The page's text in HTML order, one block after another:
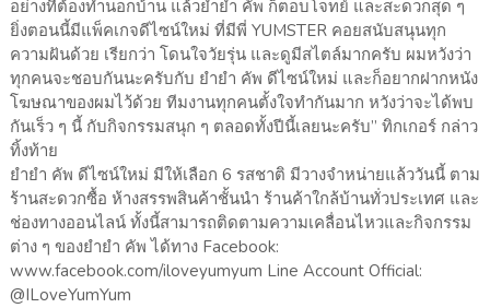
อย่างที่ต้องทำนอกบ้าน แล้วยำยำ คัพ ก็ตอบโจทย์ และสะดวกสุด ๆ
ยิ่งตอนนี้มีแพ็คเกจดีไซน์ใหม่ ที่มีพี่ YUMSTER คอยสนับสนุนทุก
ความฝันด้วย เรียกว่า โดนใจวัยรุ่น และดูมีสไตล์มากครับ ผมหวังว่า
ทุกคนจะชอบกันนะครับกับ ยำยำ คัพ ดีไซน์ใหม่ และก็อยากฝากหนัง
โฆษณาของผมไว้ด้วย ทีมงานทุกคนตั้งใจทำกันมาก หวังว่าจะได้พบ
กันเร็ว ๆ นี้ กับกิจกรรมสนุก ๆ ตลอดทั้งปีนี้เลยนะครับ” ทิกเกอร์ กล่าว
ทิ้งท้าย
ยำยำ คัพ ดีไซน์ใหม่ มีให้เลือก 6 รสชาติ มีวางจำหน่ายแล้ววันนี้ ตาม
ร้านสะดวกซื้อ ห้างสรรพสินค้าชั้นนำ ร้านค้าใกล้บ้านทั่วประเทศ และ
ช่องทางออนไลน์ ทั้งนี้สามารถติดตามความเคลื่อนไหวและกิจกรรม
ต่าง ๆ ของยำยำ คัพ ได้ทาง Facebook:
www.facebook.com/iloveyumyum Line Account Official:
@ILoveYumYum